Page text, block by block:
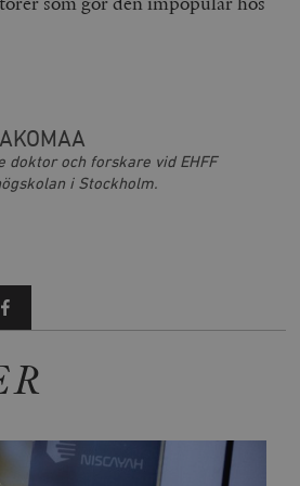
doktor och forskare vid EHFF
i Stockholm.
nödvändiga cookies.
timbro.se